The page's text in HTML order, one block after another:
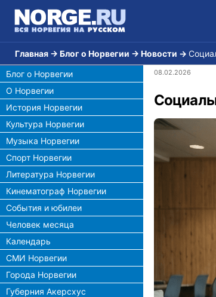
Главная → Блог о Норвегии → Новости →
Блог о Норвегии
О Норвегии
История Норвегии
Культура Норвегии
Музыка Норвегии
Спорт Норвегии
Литература Норвегии
Кинематограф Норвегии
События и юбилеи
Человек месяца
Календарь
СМИ Норвегии
Города Норвегии
Губерния Акерсхус
08.02.2026